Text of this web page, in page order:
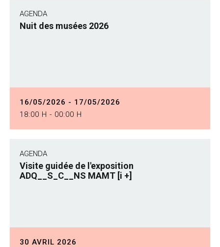
AGENDA
Nuit des musées 2026
16/05/2026 - 17/05/2026
18:00 H - 00:00 H
AGENDA
Visite guidée de l'exposition
ADQ__S_C__NS MAMT [i +]
30 AVRIL 2026